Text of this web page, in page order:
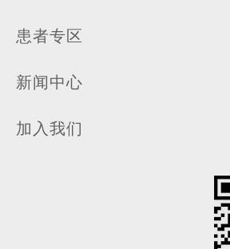
患者专区
新闻中心
加入我们